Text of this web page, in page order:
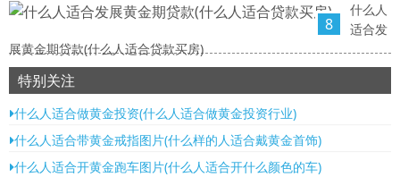
8
什么人
适合发
展黄金期贷款(什么人适合贷款买房)
特别关注
什么人适合做黄金投资(什么人适合做黄金投资行业)
什么人适合带黄金戒指图片(什么样的人适合戴黄金首饰)
什么人适合开黄金跑车图片(什么人适合开什么颜色的车)